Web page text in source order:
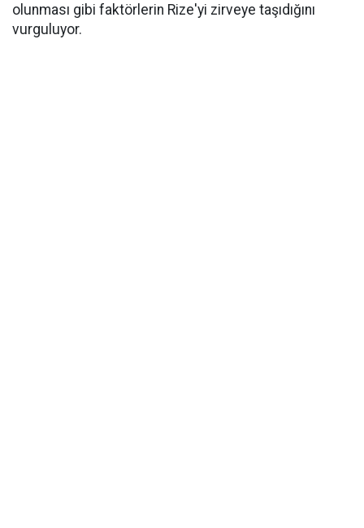
olunması gibi faktörlerin Rize'yi zirveye taşıdığını
vurguluyor.